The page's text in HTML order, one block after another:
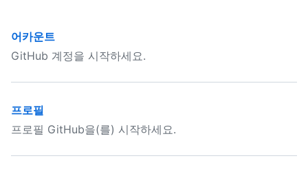
어카운트
GitHub 계정을 시작하세요.
프로필
프로필 GitHub을(를) 시작하세요.